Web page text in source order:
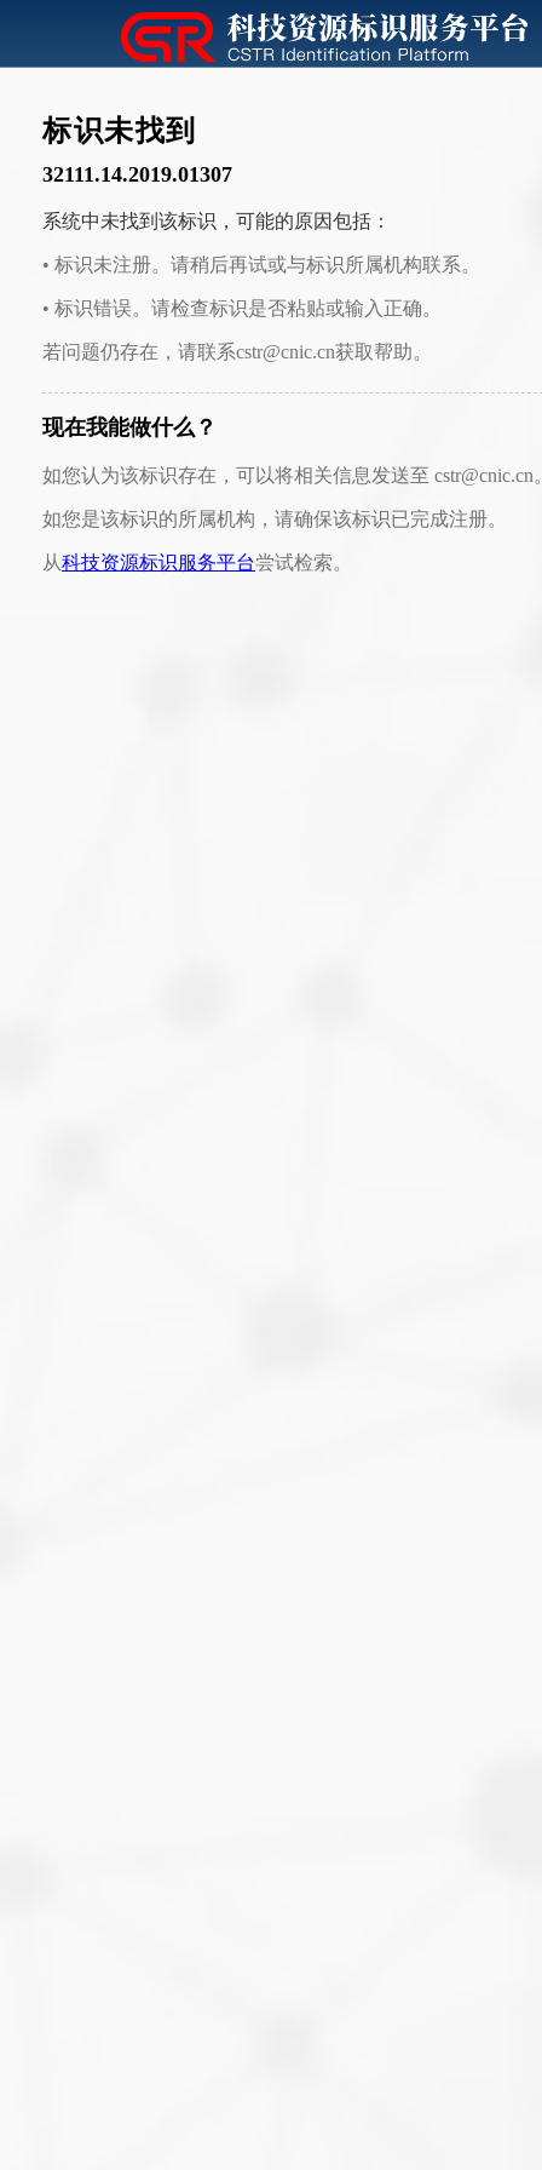
标识未找到
32111.14.2019.01307
系统中未找到该标识，可能的原因包括：
• 标识未注册。请稍后再试或与标识所属机构联系。
• 标识错误。请检查标识是否粘贴或输入正确。
若问题仍存在，请联系cstr@cnic.cn获取帮助。
现在我能做什么？
如您认为该标识存在，可以将相关信息发送至 cstr@cnic.cn
如您是该标识的所属机构，请确保该标识已完成注册。
从科技资源标识服务平台尝试检索。